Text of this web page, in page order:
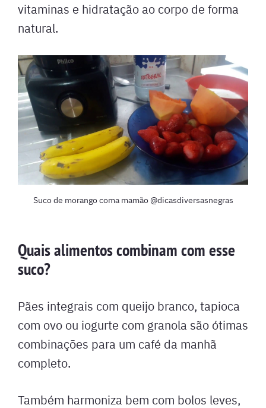
vitaminas e hidratação ao corpo de forma
natural.
Suco de morango coma mamão @dicasdiversasnegras
Quais alimentos combinam com esse
suco?
Pães integrais com queijo branco, tapioca
com ovo ou iogurte com granola são ótimas
combinações para um café da manhã
completo.
Também harmoniza bem com bolos leves,